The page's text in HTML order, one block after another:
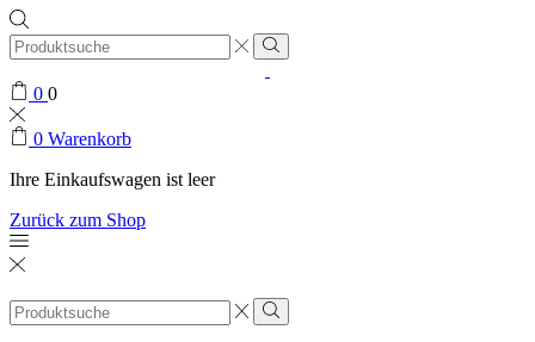
Search
input
0 0
0 Warenkorb
Ihre Einkaufswagen ist leer
Zurück zum Shop
Search
input